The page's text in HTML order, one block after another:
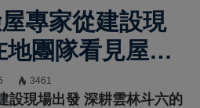
專家從建設現
團隊看見屋主
3461
設現場出發 深耕雲林斗六的